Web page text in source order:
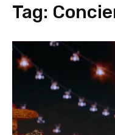
Tag: